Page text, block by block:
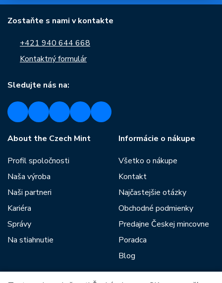
Zostaňte s nami v kontakte
+421 940 644 668
Kontaktný formulár
Sledujte nás na:
About the Czech Mint
Profil spoločnosti
Naša výroba
Naši partneri
Kariéra
Správy
Na stiahnutie
Informácie o nákupe
Všetko o nákupe
Kontakt
Najčastejšie otázky
Obchodné podmienky
Predajne Českej mincovne
Poradca
Blog